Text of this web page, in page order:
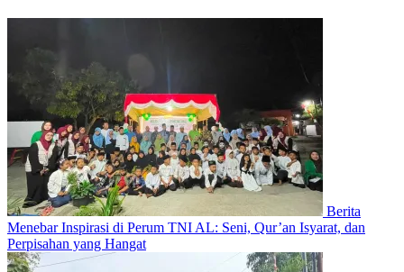
Berita
Menebar Inspirasi di Perum TNI AL: Seni, Qur’an Isyarat, dan
Perpisahan yang Hangat